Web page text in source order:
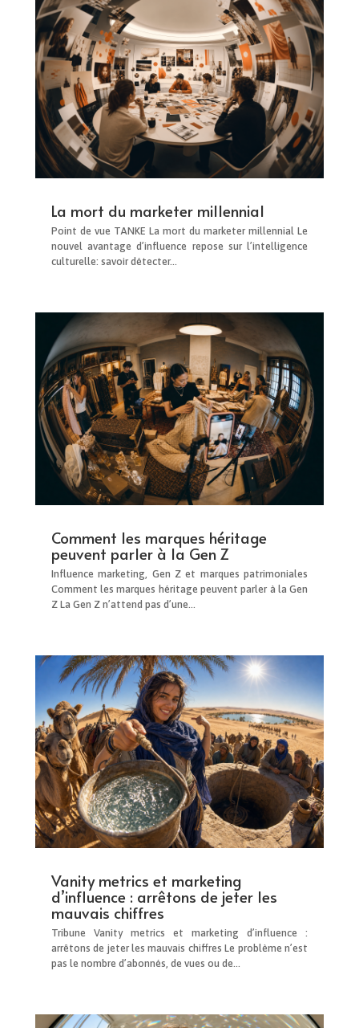
La mort du marketer millennial
Point de vue TANKE La mort du marketer millennial Le
nouvel avantage d’influence repose sur l’intelligence
culturelle: savoir détecter...
Comment les marques héritage
peuvent parler à la Gen Z
Influence marketing, Gen Z et marques patrimoniales
Comment les marques héritage peuvent parler à la Gen
Z La Gen Z n’attend pas d’une...
Vanity metrics et marketing
d’influence : arrêtons de jeter les
mauvais chiffres
Tribune Vanity metrics et marketing d’influence :
arrêtons de jeter les mauvais chiffres Le problème n’est
pas le nombre d’abonnés, de vues ou de...